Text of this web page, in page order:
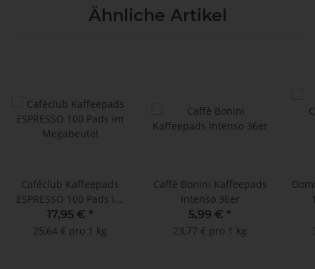
Ähnliche Artikel
Caféclub Kaffeepads
ESPRESSO 100 Pads im
Megabeutel
17,95 € *
25,64 € pro 1 kg
Caffè Bonini Kaffeepads
Intenso 36er
5,99 € *
23,77 € pro 1 kg